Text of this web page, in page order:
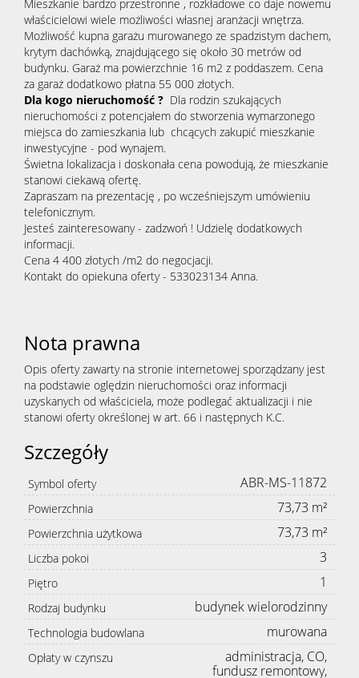
Mieszkanie bardzo przestronne , rozkładowe co daje nowemu
właścicielowi wiele możliwości własnej aranżacji wnętrza.
Możliwość kupna garażu murowanego ze spadzistym dachem,
krytym dachówką, znajdującego się około 30 metrów od
budynku. Garaż ma powierzchnie 16 m2 z poddaszem. Cena
za garaż dodatkowo płatna 55 000 złotych.
Dla kogo nieruchomość ? Dla rodzin szukających
nieruchomości z potencjałem do stworzenia wymarzonego
miejsca do zamieszkania lub chcących zakupić mieszkanie
inwestycyjne - pod wynajem.
Świetna lokalizacja i doskonała cena powodują, że mieszkanie
stanowi ciekawą ofertę.
Zapraszam na prezentację , po wcześniejszym umówieniu
telefonicznym.
Jesteś zainteresowany - zadzwoń ! Udzielę dodatkowych
informacji.
Cena 4 400 złotych /m2 do negocjacji.
Kontakt do opiekuna oferty - 533023134 Anna.
Nota prawna
Opis oferty zawarty na stronie internetowej sporządzany jest
na podstawie oględzin nieruchomości oraz informacji
uzyskanych od właściciela, może podlegać aktualizacji i nie
stanowi oferty określonej w art. 66 i następnych K.C.
Szczegóły
Symbol oferty ABR-MS-11872
Powierzchnia 73,73 m²
Powierzchnia użytkowa 73,73 m²
Liczba pokoi 3
Piętro 1
Rodzaj budynku budynek wielorodzinny
Technologia budowlana murowana
Opłaty w czynszu
administracja, CO,
fundusz remontowy,